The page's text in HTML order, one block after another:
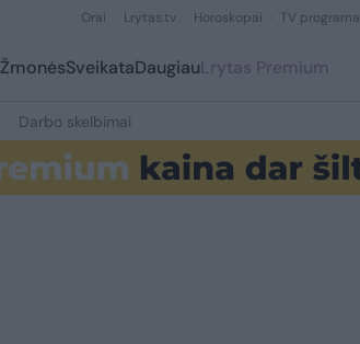
Orai Lrytas.tv Horoskopai TV programa
ŽmonėsSveikataDaugiauLrytas Premium
Darbo skelbimai